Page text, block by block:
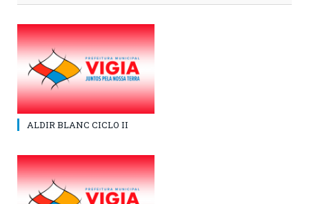
ALDIR BLANC CICLO II